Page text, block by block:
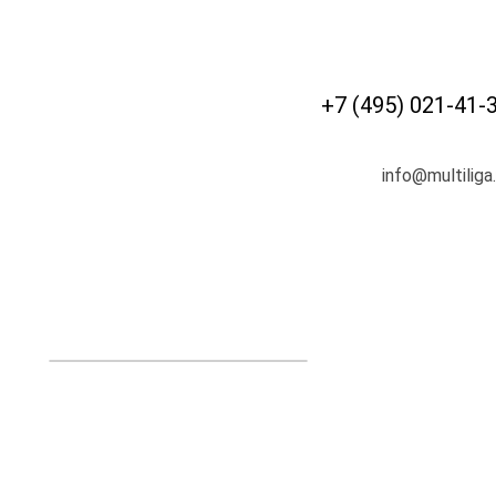
+7 (495) 021-41-